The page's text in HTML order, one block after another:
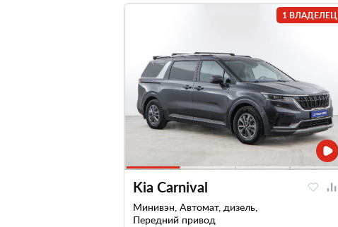
1 ВЛАДЕЛЕЦ
Kia Carnival
Минивэн, Автомат, дизель,
Передний привод